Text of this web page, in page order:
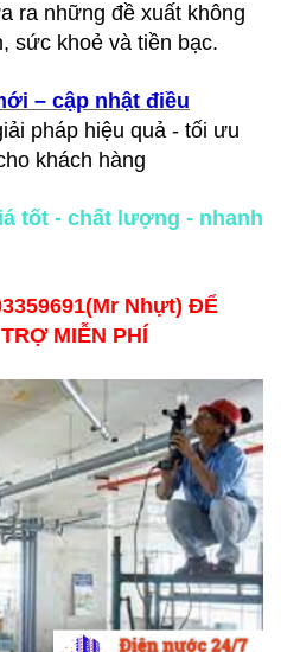
ra những đề xuất không
sức khoẻ và tiền bạc.
– cập nhật điều
pháp hiệu quả - tối ưu
khách hàng
tốt - chất lượng - nhanh
Nhựt) ĐỂ
MIỄN PHÍ